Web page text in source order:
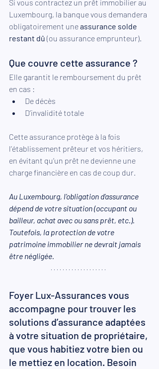
Si vous contractez un prêt immobilier au
Luxembourg, la banque vous demandera
obligatoirement une assurance solde
restant dû (ou assurance emprunteur).
Que couvre cette assurance ?
Elle garantit le remboursement du prêt
en cas :
De décès
D’invalidité totale
Cette assurance protège à la fois
l’établissement prêteur et vos héritiers,
en évitant qu’un prêt ne devienne une
charge financière en cas de coup dur.
Au Luxembourg, l’obligation d’assurance
dépend de votre situation (occupant ou
bailleur, achat avec ou sans prêt, etc.).
Toutefois, la protection de votre
patrimoine immobilier ne devrait jamais
être négligée.
Foyer Lux-Assurances vous
accompagne pour trouver les
solutions d’assurance adaptées
à votre situation de propriétaire,
que vous habitiez votre bien ou
le mettiez en location. Besoin